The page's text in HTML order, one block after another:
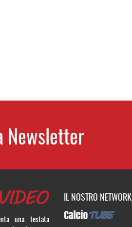
una testata
IL NOSTRO NETWORK
CalcioTUBE